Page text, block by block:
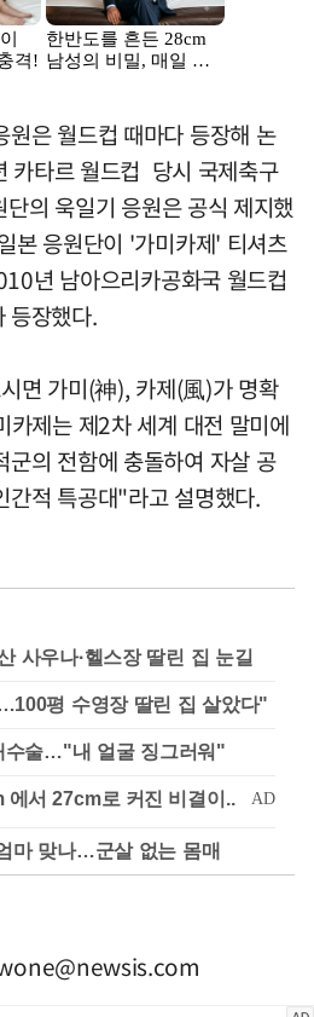
원은 월드컵 때마다 등장해 논
카타르 월드컵 당시 국제축구
의 욱일기 응원은 공식 제지했
본 응원단이 '가미카제' 티셔츠
년 남아으리카공화국 월드컵
등장했다.
면 가미(神), 카제(風)가 명확
제는 제2차 세계 대전 말미에
군의 전함에 충돌하여 자살 공
간적 특공대"라고 설명했다.
사우나·헬스장 딸린 집 눈길
평 수영장 딸린 집 살았다"
수술…"내 얼굴 징그러워"
마 맞나…군살 없는 몸매